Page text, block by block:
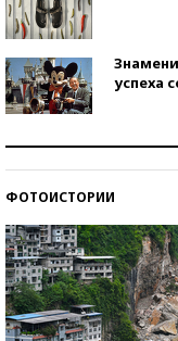
успеха
ФОТОИСТОРИИ